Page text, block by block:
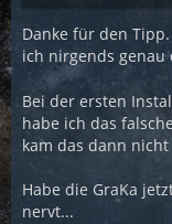
Danke für den
ich nirgends genau
Bei der ersten
habe ich das
kam das dann
Habe die GraKa
nervt...